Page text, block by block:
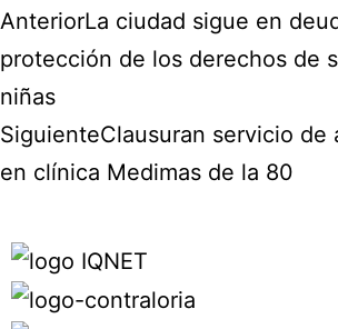
AnteriorLa ciudad sigue en
protección de los derechos de
niñas
SiguienteClausuran servicio de
en clínica Medimas de la 80